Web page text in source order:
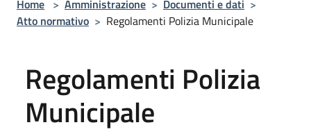
Home > Amministrazione > Documenti e dati >
Atto normativo > Regolamenti Polizia Municipale
Regolamenti Polizia
Municipale